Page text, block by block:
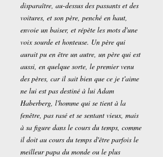
disparaître, au-dessus des passants et des
voitures, et son père, penché en haut,
envoie un baiser, et répète les mots d'une
voix sourde et honteuse. Un père qui
aurait pu en être un autre, un père qui est
aussi, en quelque sorte, le premier venu
des pères, car il sait bien que ce je t'aime
ne lui est pas destiné à lui Adam
Haberberg, l'homme qui se tient à la
fenêtre, pas rasé et se sentant vieux, mais
à sa figure dans le cours du temps, comme
il doit au cours du temps d'être parfois le
meilleur papa du monde ou le plus